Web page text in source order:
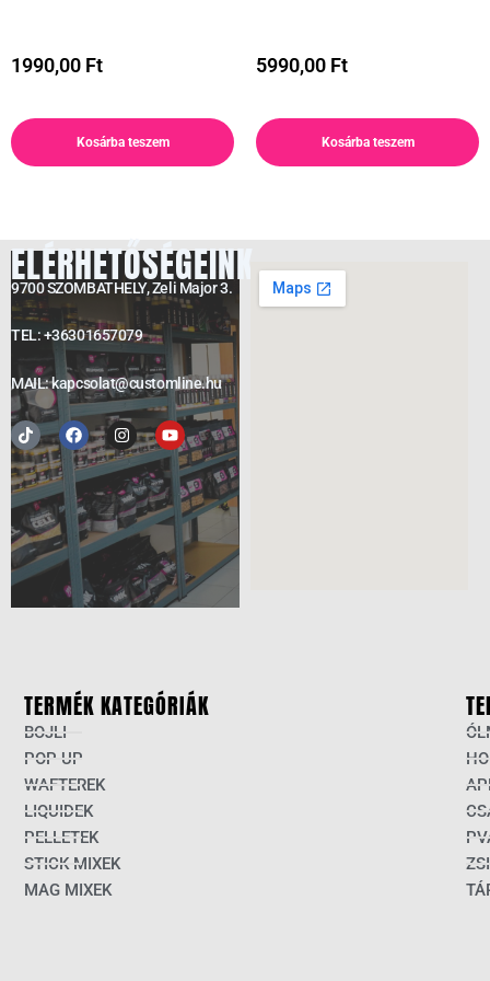
1990,00 Ft
Kosárba teszem
5990,00 Ft
Kosárba teszem
ELÉRHETŐSÉGEINK
9700 SZOMBATHELY, Zeli Major 3.
TEL: +36301657079
MAIL: kapcsolat@customline.hu
TiktokFacebookInstagramYoutube
TERMÉK KATEGÓRIÁK
BOJLI
POP UP
WAFTEREK
LIQUIDEK
PELLETEK
STICK MIXEK
MAG MIXEK